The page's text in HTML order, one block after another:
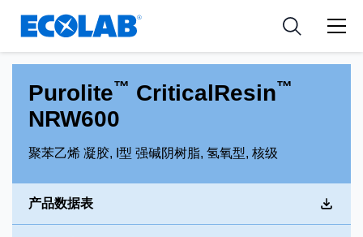
Resources
应用
Nutraceuticals
新闻和活动
工具
Purolite™ CriticalResin™
NRW600
聚苯乙烯 凝胶, I型 强碱阴树脂, 氢氧型, 核级
产品数据表